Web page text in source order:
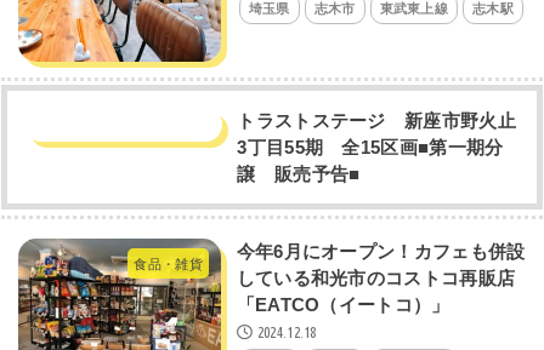
埼玉県 志木市 東武東上線 志木駅
トラストステージ 新座市野火止
3丁目55期 全15区画■第一期分
譲 販売予告■
食品・雑貨
今年6月にオープン！カフェも併設
している和光市のコストコ再販店
「EATCO（イートコ）」
2024.12.18